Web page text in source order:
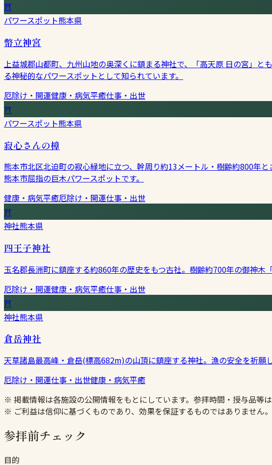
⛩
パワースポット熊本県
幣立神宮
上益城郡山都町、九州山地の奥深くに鎮まる神社で、「高天原 日の宮」
る神秘的なパワースポットとして知られています。
厄除け・開運健康・病気平癒仕事・出世
⛩
パワースポット熊本県
寂心さんの樟
熊本市北区北迫町の寂心緑地に立つ、幹周り約13メートル・樹齢約800年
熊本市屈指の巨木パワースポットです。
健康・病気平癒厄除け・開運仕事・出世
⛩
神社熊本県
四王子神社
玉名郡長洲町に鎮座する約860年の歴史をもつ古社。樹齢約700年の御神木
厄除け・開運健康・病気平癒仕事・出世
⛩
神社熊本県
倉岳神社
天草諸島最高峰・倉岳(標高682m)の山頂に鎮座する神社。漁の安全を祈願
厄除け・開運仕事・出世健康・病気平癒
※ 掲載情報は各施設の公開情報をもとにしています。参拝時間・授与品等
※ ご利益は信仰に基づくものであり、効果を保証するものではありません。
参拝前チェック
目的